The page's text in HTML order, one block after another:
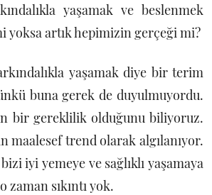
yaşamak ve beslenmek
yoksa artık hepimizin gerçeği mi?
yaşamak diye bir terim
buna gerek de duyulmuyordu.
bir gereklilik olduğunu biliyoruz.
maalesef trend olarak algılanıyor.
iyi yemeye ve sağlıklı yaşamaya
zaman sıkıntı yok.